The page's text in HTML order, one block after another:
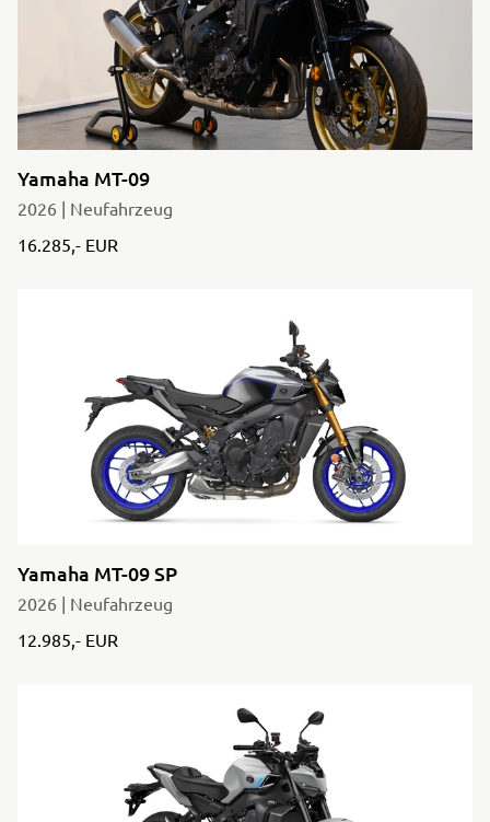
Yamaha MT-09
2026 | Neufahrzeug
16.285,- EUR
Yamaha MT-09 SP
2026 | Neufahrzeug
12.985,- EUR